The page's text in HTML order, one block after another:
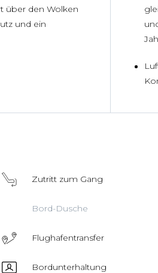
über den Wolken
und ein
Zutritt zum Gang
Bord-Dusche
Flughafentransfer
Bordunterhaltung